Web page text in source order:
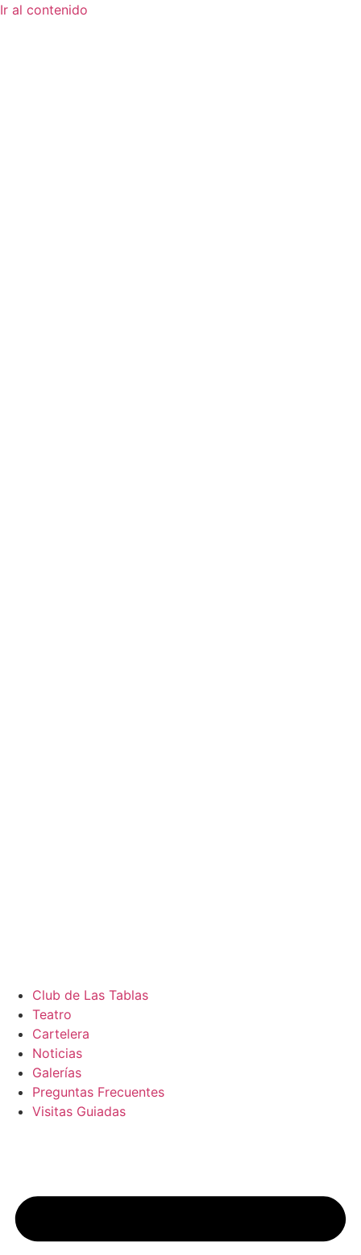
Ir al contenido
Club de Las Tablas
Teatro
Cartelera
Noticias
Galerías
Preguntas Frecuentes
Visitas Guiadas